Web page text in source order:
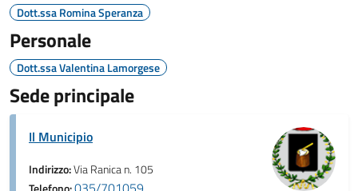
Dott.ssa Romina Speranza
Personale
Dott.ssa Valentina Lamorgese
Sede principale
Il Municipio
Indirizzo:Via Ranica n. 105